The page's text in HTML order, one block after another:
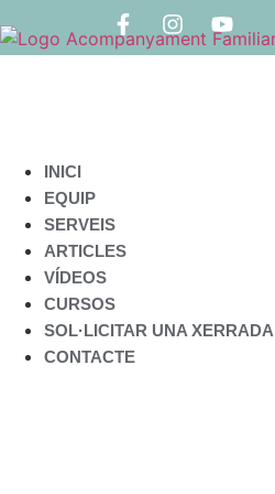
INICI
EQUIP
SERVEIS
ARTICLES
VÍDEOS
CURSOS
SOL·LICITAR UNA XERRADA
CONTACTE